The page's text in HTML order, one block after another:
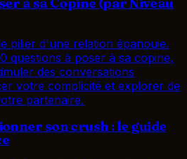
pilier d'une relation épanouie.
questions à poser à sa copine,
des conversations
votre complicité et explorer de
partenaire.
son crush : le guide